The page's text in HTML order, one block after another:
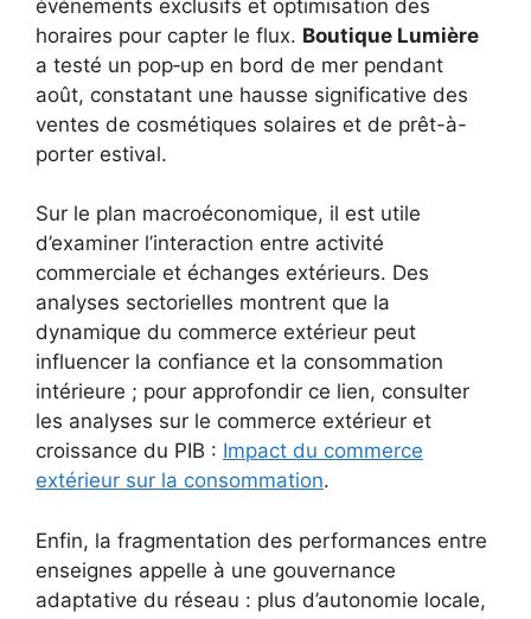
événements exclusifs et optimisation des
horaires pour capter le flux. Boutique Lumière
a testé un pop‑up en bord de mer pendant
août, constatant une hausse significative des
ventes de cosmétiques solaires et de prêt-à-
porter estival.
Sur le plan macroéconomique, il est utile
d’examiner l’interaction entre activité
commerciale et échanges extérieurs. Des
analyses sectorielles montrent que la
dynamique du commerce extérieur peut
influencer la confiance et la consommation
intérieure ; pour approfondir ce lien, consulter
les analyses sur le commerce extérieur et
croissance du PIB : Impact du commerce
extérieur sur la consommation.
Enfin, la fragmentation des performances entre
enseignes appelle à une gouvernance
adaptative du réseau : plus d’autonomie locale,